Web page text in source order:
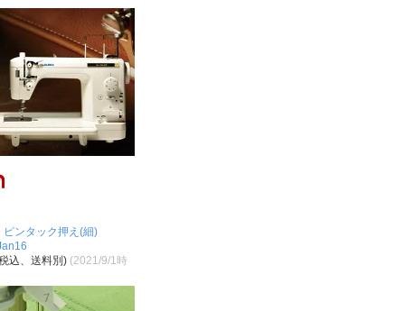
ンタック押え(細)
込、送料別) (2021/9/1時